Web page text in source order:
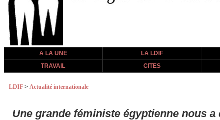
A LA UNE
LA LDIF
TRAVAIL
CITES
LDIF > Actualité internationale
Une grande féministe égyptienne nous a